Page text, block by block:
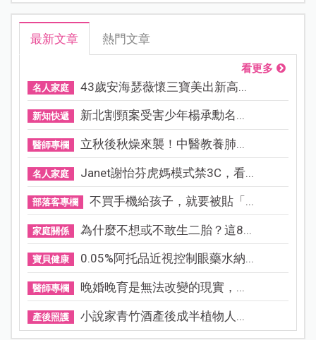
最新文章 熱門文章
看更多
名人家庭 43歲安海瑟薇懷三寶美出新高...
新知快遞 新北割頸案受害少年楊承勳名...
醫師專欄 立秋後秋燥來襲！中醫教養肺...
名人家庭 Janet謝怡芬虎媽模式禁3C，看...
部落客專欄 不買手機給孩子，就要被貼「...
家庭關係 為什麼不想或不敢生二胎？這8...
寶貝健康 0.05%阿托品近視控制眼藥水納...
醫師專欄 晚婚晚育是無法改變的現實，...
產後照護 小說家青竹酒產後成半植物人...